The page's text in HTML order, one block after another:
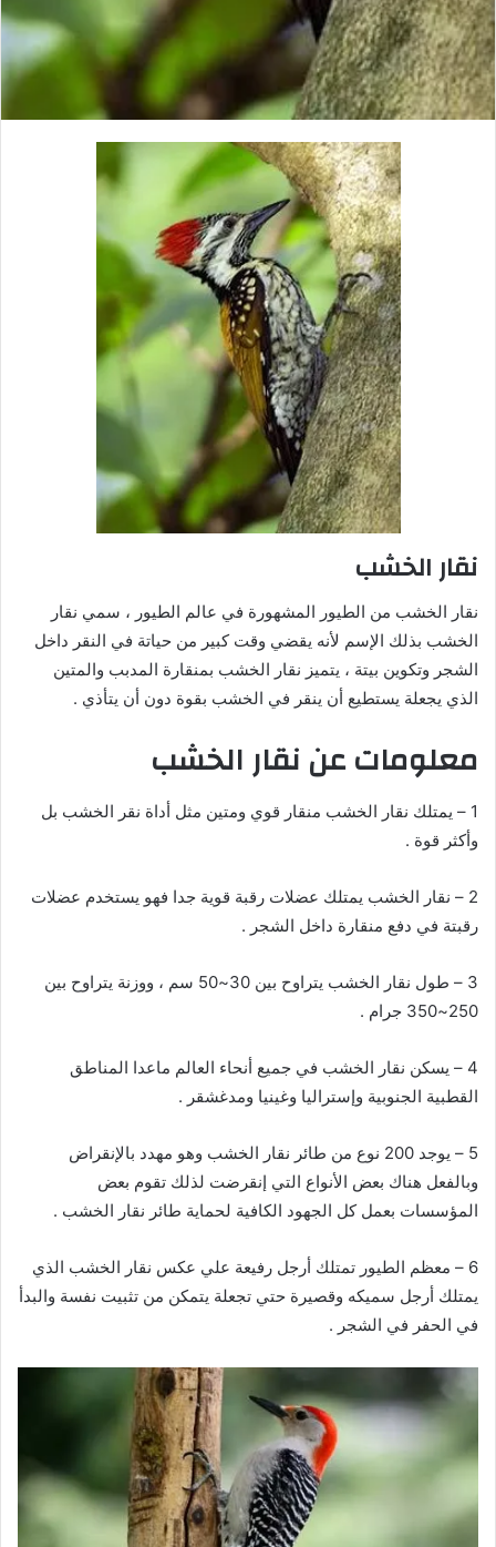
نقار الخشب
نقار الخشب من الطيور المشهورة في عالم الطيور ، سمي نقار
الخشب بذلك الإسم لأنه يقضي وقت كبير من حياتة في النقر داخل
الشجر وتكوين بيتة ، يتميز نقار الخشب بمنقارة المدبب والمتين
الذي يجعلة يستطيع أن ينقر في الخشب بقوة دون أن يتأذي .
معلومات عن نقار الخشب
1 – يمتلك نقار الخشب منقار قوي ومتين مثل أداة نقر الخشب بل
وأكثر قوة .
2 – نقار الخشب يمتلك عضلات رقبة قوية جدا فهو يستخدم عضلات
رقبتة في دفع منقارة داخل الشجر .
3 – طول نقار الخشب يتراوح بين 30~50 سم ، ووزنة يتراوح بين
250~350 جرام .
4 – يسكن نقار الخشب في جميع أنحاء العالم ماعدا المناطق
القطبية الجنوبية وإستراليا وغينيا ومدغشقر .
5 – يوجد 200 نوع من طائر نقار الخشب وهو مهدد بالإنقراض
وبالفعل هناك بعض الأنواع التي إنقرضت لذلك تقوم بعض
المؤسسات بعمل كل الجهود الكافية لحماية طائر نقار الخشب .
6 – معظم الطيور تمتلك أرجل رفيعة علي عكس نقار الخشب الذي
يمتلك أرجل سميكه وقصيرة حتي تجعلة يتمكن من تثبيت نفسة والبدأ
في الحفر في الشجر .